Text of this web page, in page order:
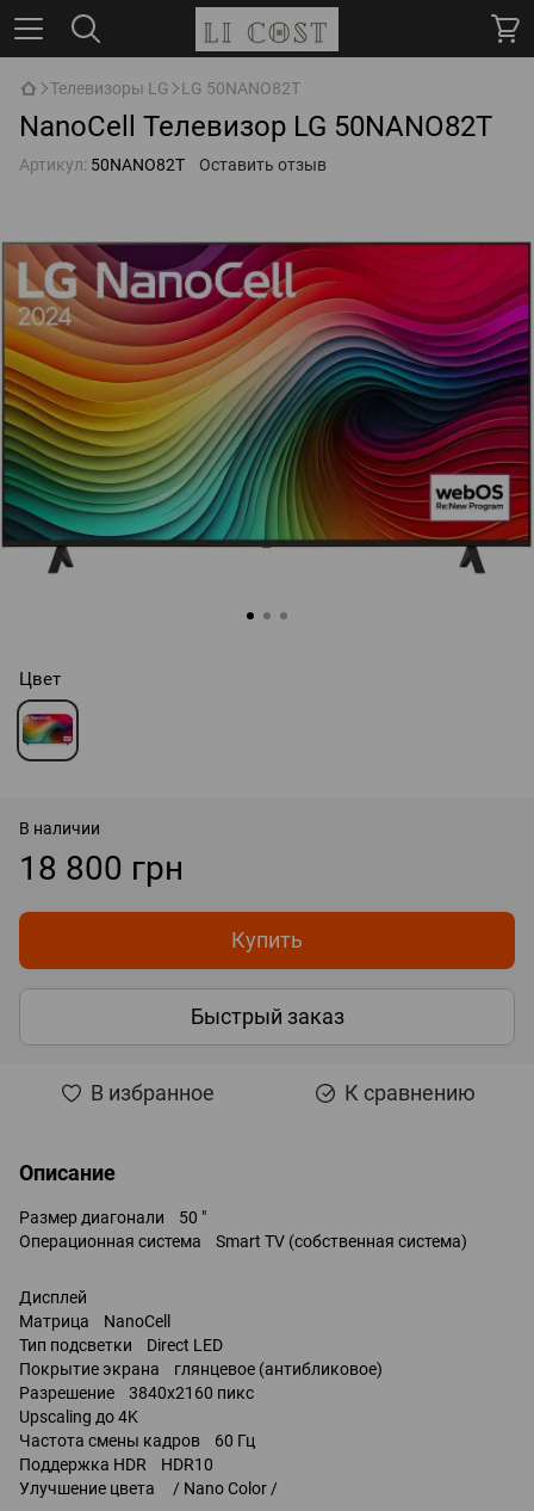
Телевизоры LG LG 50NANO82T
NanoCell Телевизор LG 50NANO82T
Артикул: 50NANO82T Оставить отзыв
Цвет
В наличии
18 800 грн
Купить
Быстрый заказ
В избранное К сравнению
Описание
Размер диагонали 50 "
Операционная система Smart TV (собственная система)
Дисплей
Матрица NanoCell
Тип подсветки Direct LED
Покрытие экрана глянцевое (антибликовое)
Разрешение 3840x2160 пикс
Upscaling до 4K
Частота смены кадров 60 Гц
Поддержка HDR HDR10
Улучшение цвета / Nano Color /